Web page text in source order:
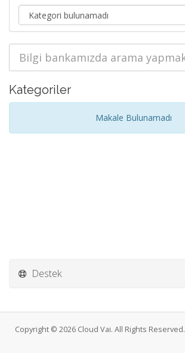
Kategoriler
Makale Bulunamadı
Destek
Copyright © 2026 Cloud Vai. All Rights Reserved.